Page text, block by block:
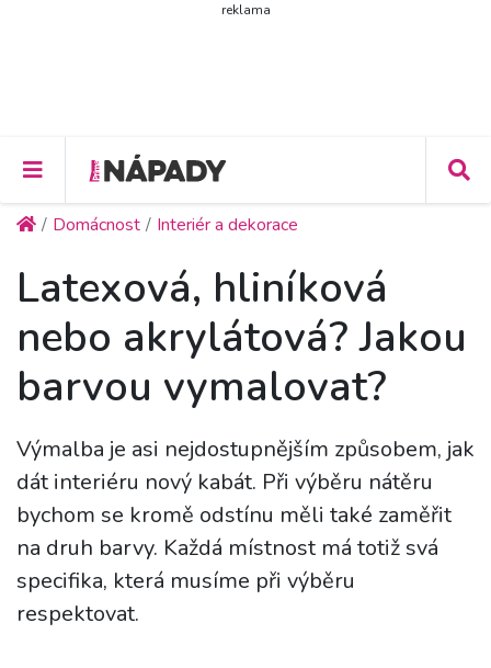
reklama
Domácnost Interiér a dekorace
Latexová, hliníková
nebo akrylátová? Jakou
barvou vymalovat?
Výmalba je asi nejdostupnějším způsobem, jak
dát interiéru nový kabát. Při výběru nátěru
bychom se kromě odstínu měli také zaměřit
na druh barvy. Každá místnost má totiž svá
specifika, která musíme při výběru
respektovat.